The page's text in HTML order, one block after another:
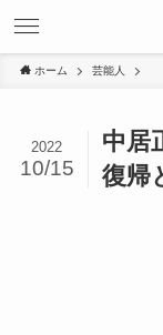
ホーム 芸能人
中居
復帰
2022
10/15